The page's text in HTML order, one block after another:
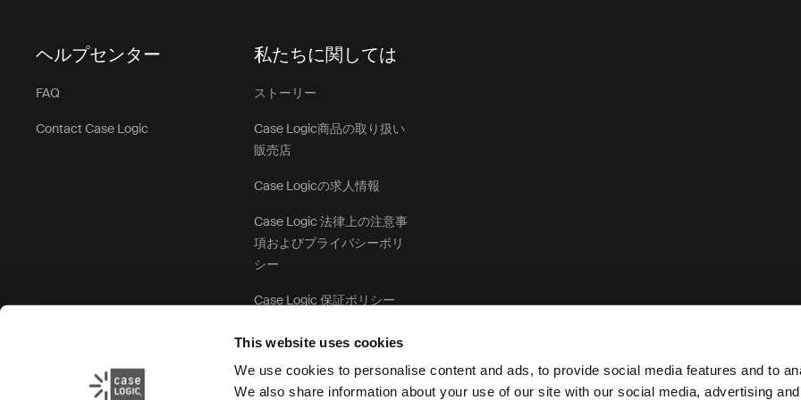
This website uses cookies
We use cookies to personalise content and ads, to provide social media features and to
We also share information about your use of our site with our social media, advertising
ヘルプセンター
FAQ
Contact Case Logic
私たちに関しては
ストーリー
Case Logic商品の取り扱い
販売店
Case Logicの求人情報
Case Logic 法律上の注意事
項およびプライバシーポリ
シー
Case Logic 保証ポリシー